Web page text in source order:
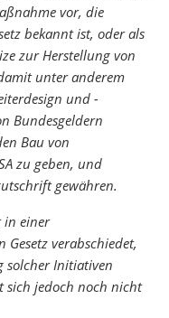
vor, die
bekannt ist, oder als
zur Herstellung von
unter anderem
und -
Bundesgeldern
Bau von
zu geben, und
gewähren.
in einer
verabschiedet,
solcher Initiativen
sich jedoch noch nicht